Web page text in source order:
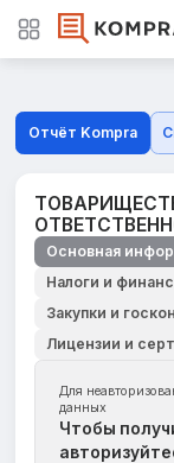
Отчёт Kompra
Основная
Налоги и
Закупки и
Лицензии и
Для
данных
Чтобы